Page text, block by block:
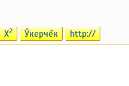
X2 Ӳкерчĕк http://